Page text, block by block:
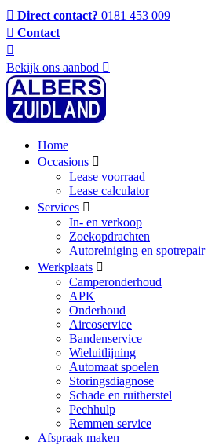
Direct contact? 0181 453 009
Contact
Bekijk ons aanbod
Home
Occasions
Lease voorraad
Lease calculator
Services
In- en verkoop
Zoekopdrachten
Autoreiniging en spotrepair
Werkplaats
Camperonderhoud
APK
Onderhoud
Aircoservice
Bandenservice
Wieluitlijning
Automaat spoelen
Storingsdiagnose
Schade en ruitherstel
Pechhulp
Remmen service
Afspraak maken